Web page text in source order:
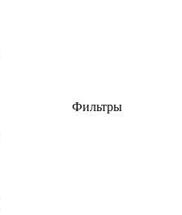
Фильтры